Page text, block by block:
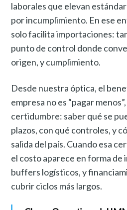
laborales que elevan
por incumplimiento. En ese
solo facilita importaciones:
punto de control donde
origen, y cumplimiento.
Desde nuestra óptica, el
empresa no es “pagar
certidumbre: saber qué se
plazos, con qué controles, y
salida del país. Cuando esa
el costo aparece en forma de
buffers logísticos, y
cubrir ciclos más largos.